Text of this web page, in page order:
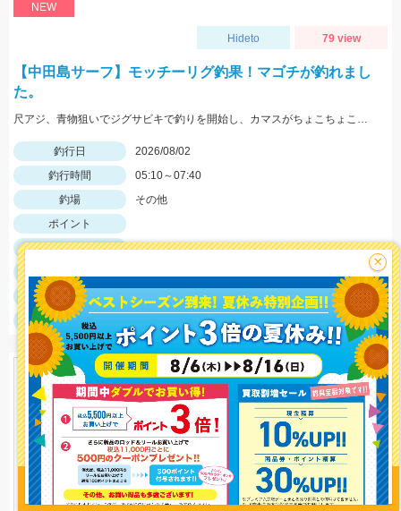
釣り情報を
投稿する
NEW
Hideto 79 view
【中田島サーフ】モッチーリグ釣果！マゴチが釣れまし
た。
尺アジ、青物狙いでジグサビキで釣りを開始し、カマスがちょこちょこ釣れるものの、狙いの魚は釣れず…。そこで先週、スズキ、イシモチを釣ることができたモッチーリグをセット！スパテラを使ってシャクりながら誘っていると、ゴンっと強い当たりがあり、なかなか歯ごたえのある引きを楽しみながら慎重に引き上げると、正体はマゴチでした。人生初マゴチの喜びと、モッチーリグで釣れたことの驚きでとても充実した釣行でした。絡まないし、ちゃんと釣れるし、モッチーリグに心から感謝しています( ´ ▽ ` )ﾉ
釣行日
2026/08/02
釣行時間
05:10～07:40
釣場
その他
ポイント
釣魚
マゴチ
釣果
マゴチ1匹
サイズ
マゴチ38.5cm
×